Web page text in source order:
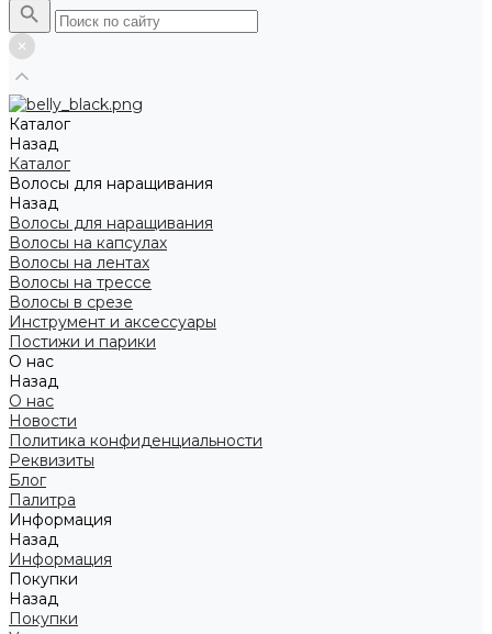
Каталог
Назад
Каталог
Волосы для наращивания
Назад
Волосы для наращивания
Волосы на капсулах
Волосы на лентах
Волосы на трессе
Волосы в срезе
Инструмент и аксессуары
Постижи и парики
О нас
Назад
О нас
Новости
Политика конфиденциальности
Реквизиты
Блог
Палитра
Информация
Назад
Информация
Покупки
Назад
Покупки